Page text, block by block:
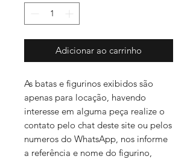
Adicionar ao carrinho
As batas e figurinos exibidos são
apenas para locação, havendo
interesse em alguma peça realize o
contato pelo chat deste site ou pelos
numeros do WhatsApp, nos informe
a referência e nome do figurino,